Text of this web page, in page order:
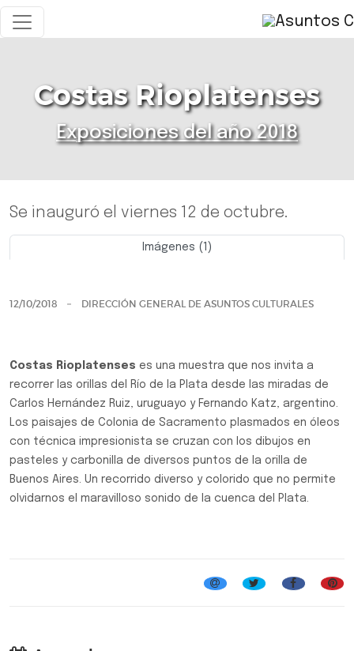
Costas Rioplatenses
Exposiciones del año 2018
Se inauguró el viernes 12 de octubre.
Imágenes (1)
12/10/2018 DIRECCIÓN GENERAL DE ASUNTOS CULTURALES
Costas Rioplatenses es una muestra que nos invita a
recorrer las orillas del Río de la Plata desde las miradas de
Carlos Hernández Ruiz, uruguayo y Fernando Katz, argentino.
Los paisajes de Colonia de Sacramento plasmados en óleos
con técnica impresionista se cruzan con los dibujos en
pasteles y carbonilla de diversos puntos de la orilla de
Buenos Aires. Un recorrido diverso y colorido que no permite
olvidarnos el maravilloso sonido de la cuenca del Plata.